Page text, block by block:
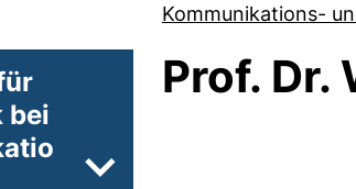
Kommunikations-
bei
Unterseiten von Studium
Prof. Dr.